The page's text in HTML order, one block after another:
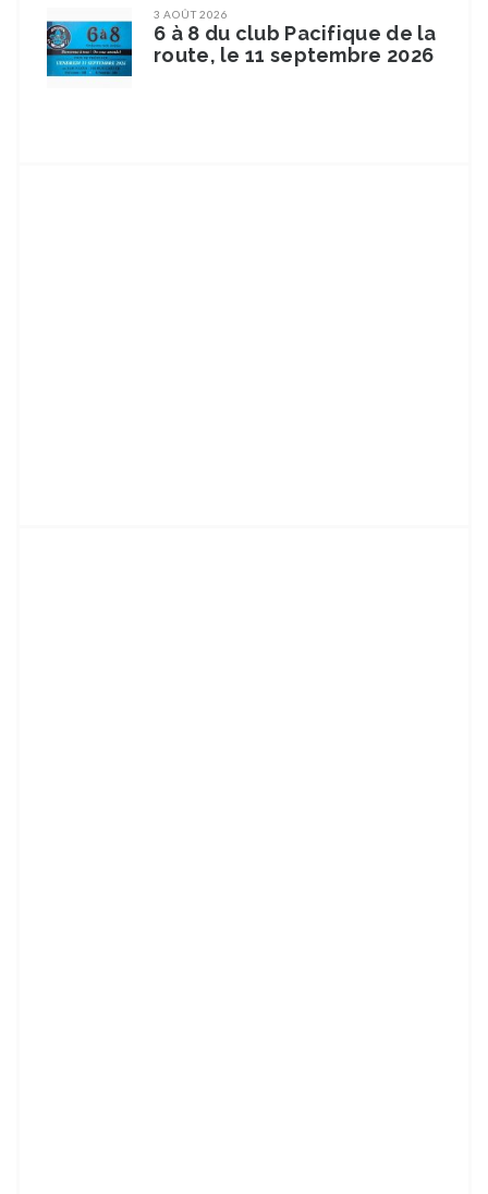
3 AOÛT 2026
6 à 8 du club Pacifique de la
route, le 11 septembre 2026